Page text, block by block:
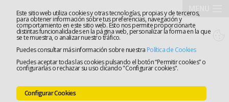
Este sitio web utiliza cookies y otras tecnologías, propias y de terceros,
para obtener información sobre tus preferencias, navegación y
comportamiento en este sitio web. Esto nos permite proporcionarte
distintas funcionalidades en la página web, personalizar la forma en la que
se te muestra, o analizar nuestro tráfico.
Puedes consultar más información sobre nuestra Política de Cookies
Puedes aceptar todas las cookies pulsando el botón “Permitir cookies” o
configurarlas o rechazar su uso clicando "Configurar cookies".
Configurar Cookies
Elkargoa